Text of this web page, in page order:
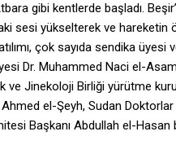
gibi kentlerde başladı.
sesi yükselterek ve hareketin
çok sayıda sendika üyesi
Dr. Muhammed Naci el-
Jinekoloji Birliği yürütme
el-Şeyh, Sudan Doktorlar
Başkanı Abdullah el-Hasan